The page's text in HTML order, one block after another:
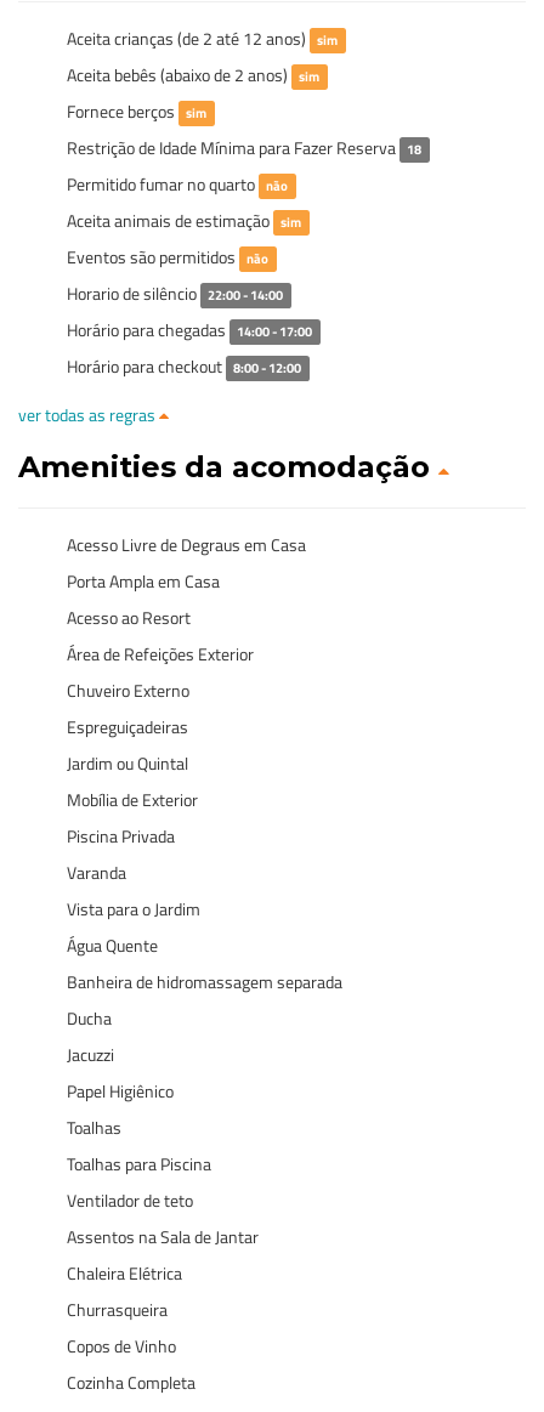
Aceita crianças (de 2 até 12 anos) sim
Aceita bebês (abaixo de 2 anos) sim
Fornece berços sim
Restrição de Idade Mínima para Fazer Reserva 18
Permitido fumar no quarto não
Aceita animais de estimação sim
Eventos são permitidos não
Horario de silêncio 22:00 - 14:00
Horário para chegadas 14:00 - 17:00
Horário para checkout 8:00 - 12:00
ver todas as regras
Amenities da acomodação
Acesso Livre de Degraus em Casa
Porta Ampla em Casa
Acesso ao Resort
Área de Refeições Exterior
Chuveiro Externo
Espreguiçadeiras
Jardim ou Quintal
Mobília de Exterior
Piscina Privada
Varanda
Vista para o Jardim
Água Quente
Banheira de hidromassagem separada
Ducha
Jacuzzi
Papel Higiênico
Toalhas
Toalhas para Piscina
Ventilador de teto
Assentos na Sala de Jantar
Chaleira Elétrica
Churrasqueira
Copos de Vinho
Cozinha Completa